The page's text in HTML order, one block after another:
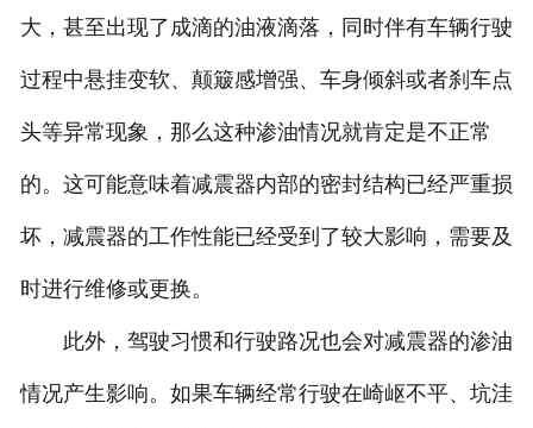
大，甚至出现了成滴的油液滴落，同时伴有车辆行驶
过程中悬挂变软、颠簸感增强、车身倾斜或者刹车点
头等异常现象，那么这种渗油情况就肯定是不正常
的。这可能意味着减震器内部的密封结构已经严重损
坏，减震器的工作性能已经受到了较大影响，需要及
时进行维修或更换。
此外，驾驶习惯和行驶路况也会对减震器的渗油
情况产生影响。如果车辆经常行驶在崎岖不平、坑洼